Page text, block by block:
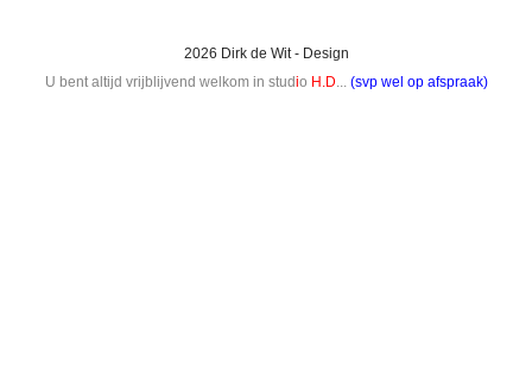
2026 Dirk de Wit - Design
U bent altijd vrijblijvend welkom in studio H.D... (svp wel op afspraak)